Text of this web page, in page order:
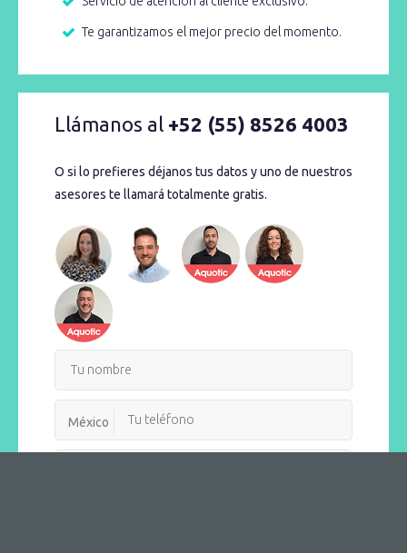
Te garantizamos el mejor precio del momento.
Llámanos al +52 (55) 8526 4003
O si lo prefieres déjanos tus datos y uno de nuestros
asesores te llamará totalmente gratis.
México